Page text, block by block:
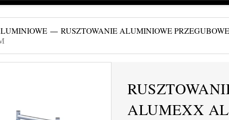
RUSZTOWANIE ALUMINIOWE
ALUMEXX